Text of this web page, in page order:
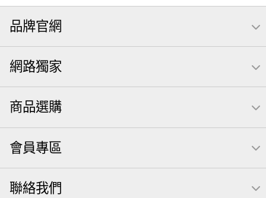
無調味 全聯 禮盒 堅穀力 綜合纖果 全聯 素食
萬歲開心果
全聯 拜拜 洋芋片 元本山 萬歲牌 甘栗 小魚
薯條
南瓜子 icash 起司 每日 義大利麵 荷卡
卡廸那 95℃鮮脆三色丁
【萬歲牌】每日堅果系列 萬歲牌 南瓜籽
芥末 可樂果
VA 萬歲牌 總匯點心包(42gx20包) 總匯點心包
減糖日記
品牌官網
網路獨家
商品選購
會員專區
聯絡我們